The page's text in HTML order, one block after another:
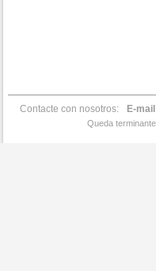
Contacte con nosotros: E-
Queda